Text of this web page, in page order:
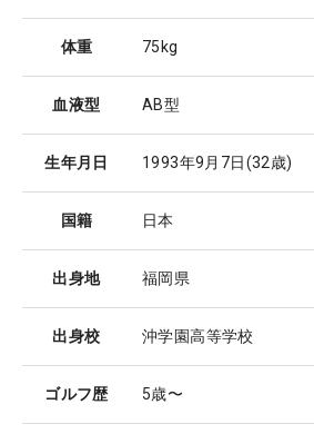
体重 75kg
血液型 AB型
生年月日 1993年9月7日(32歳)
国籍 日本
出身地 福岡県
出身校 沖学園高等学校
ゴルフ歴 5歳〜